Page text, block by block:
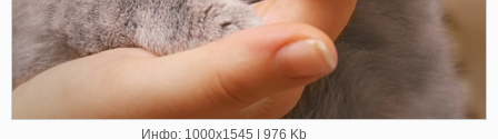
Инфо: 1000х1545 | 976 Kb